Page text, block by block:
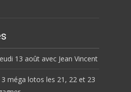
13 août avec Jean Vincent
3 méga lotos les 21, 22 et 23